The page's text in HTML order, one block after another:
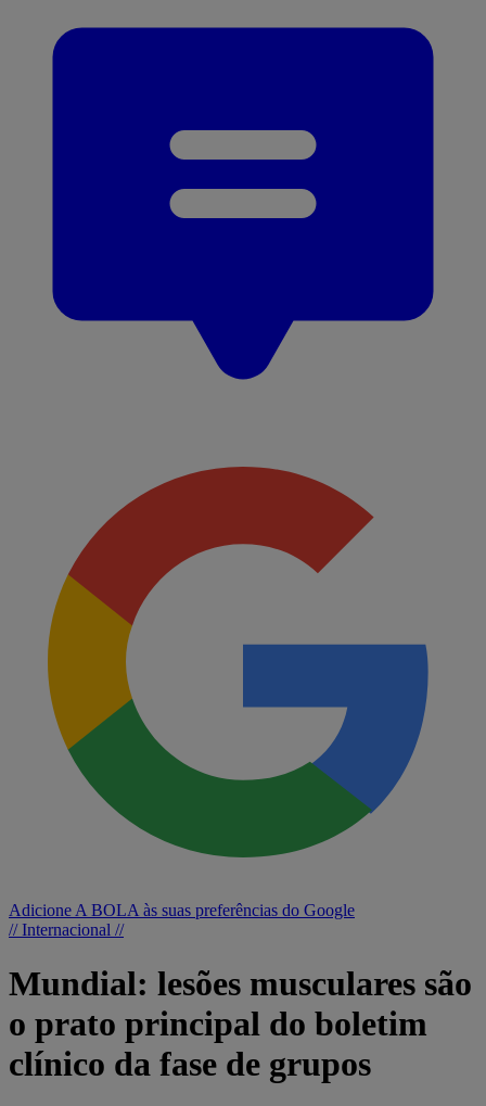
Adicione A BOLA às suas preferências do Google
// Internacional //
Mundial: lesões musculares são
o prato principal do boletim
clínico da fase de grupos